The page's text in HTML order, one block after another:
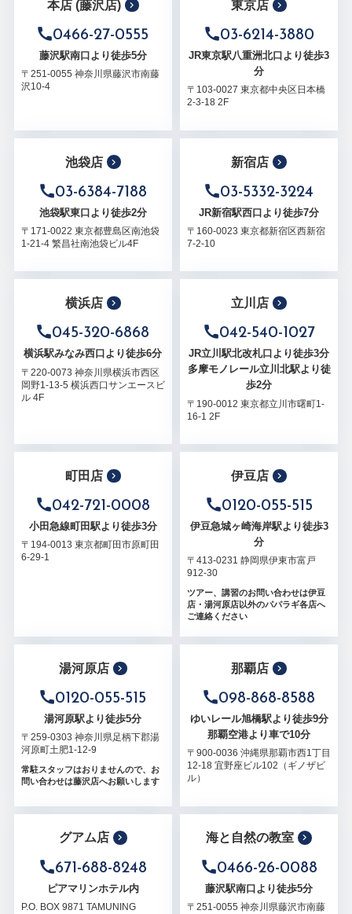
本店 (藤沢店)
0466-27-0555
藤沢駅南口より徒歩5分
〒251-0055 神奈川県藤沢市南藤
沢10-4
東京店
03-6214-3880
JR東京駅八重洲北口より徒歩3
分
〒103-0027 東京都中央区日本橋
2-3-18 2F
池袋店
03-6384-7188
池袋駅東口より徒歩2分
〒171-0022 東京都豊島区南池袋
1-21-4 繁昌社南池袋ビル4F
新宿店
03-5332-3224
JR新宿駅西口より徒歩7分
〒160-0023 東京都新宿区西新宿
7-2-10
横浜店
045-320-6868
横浜駅みなみ西口より徒歩6分
〒220-0073 神奈川県横浜市西区
岡野1-13-5 横浜西口サンエースビ
ル 4F
立川店
042-540-1027
JR立川駅北改札口より徒歩3分
多摩モノレール立川北駅より徒
歩2分
〒190-0012 東京都立川市曙町1-
16-1 2F
町田店
042-721-0008
小田急線町田駅より徒歩3分
〒194-0013 東京都町田市原町田
6-29-1
伊豆店
0120-055-515
伊豆急城ヶ崎海岸駅より徒歩3
分
〒413-0231 静岡県伊東市富戸
912-30
ツアー、講習のお問い合わせは伊豆
店・湯河原店以外のパパラギ各店へ
ご連絡ください
湯河原店
0120-055-515
湯河原駅より徒歩5分
〒259-0303 神奈川県足柄下郡湯
河原町土肥1-12-9
常駐スタッフはおりませんので、お
問い合わせは藤沢店へお願いします
那覇店
098-868-8588
ゆいレール旭橋駅より徒歩9分
那覇空港より車で10分
〒900-0036 沖縄県那覇市西1丁目
12-18 宜野座ビル102（ギノザビ
ル）
グアム店
671-688-8248
ピアマリンホテル内
P.O. BOX 9871 TAMUNING
海と自然の教室
0466-26-0088
藤沢駅南口より徒歩5分
〒251-0055 神奈川県藤沢市南藤